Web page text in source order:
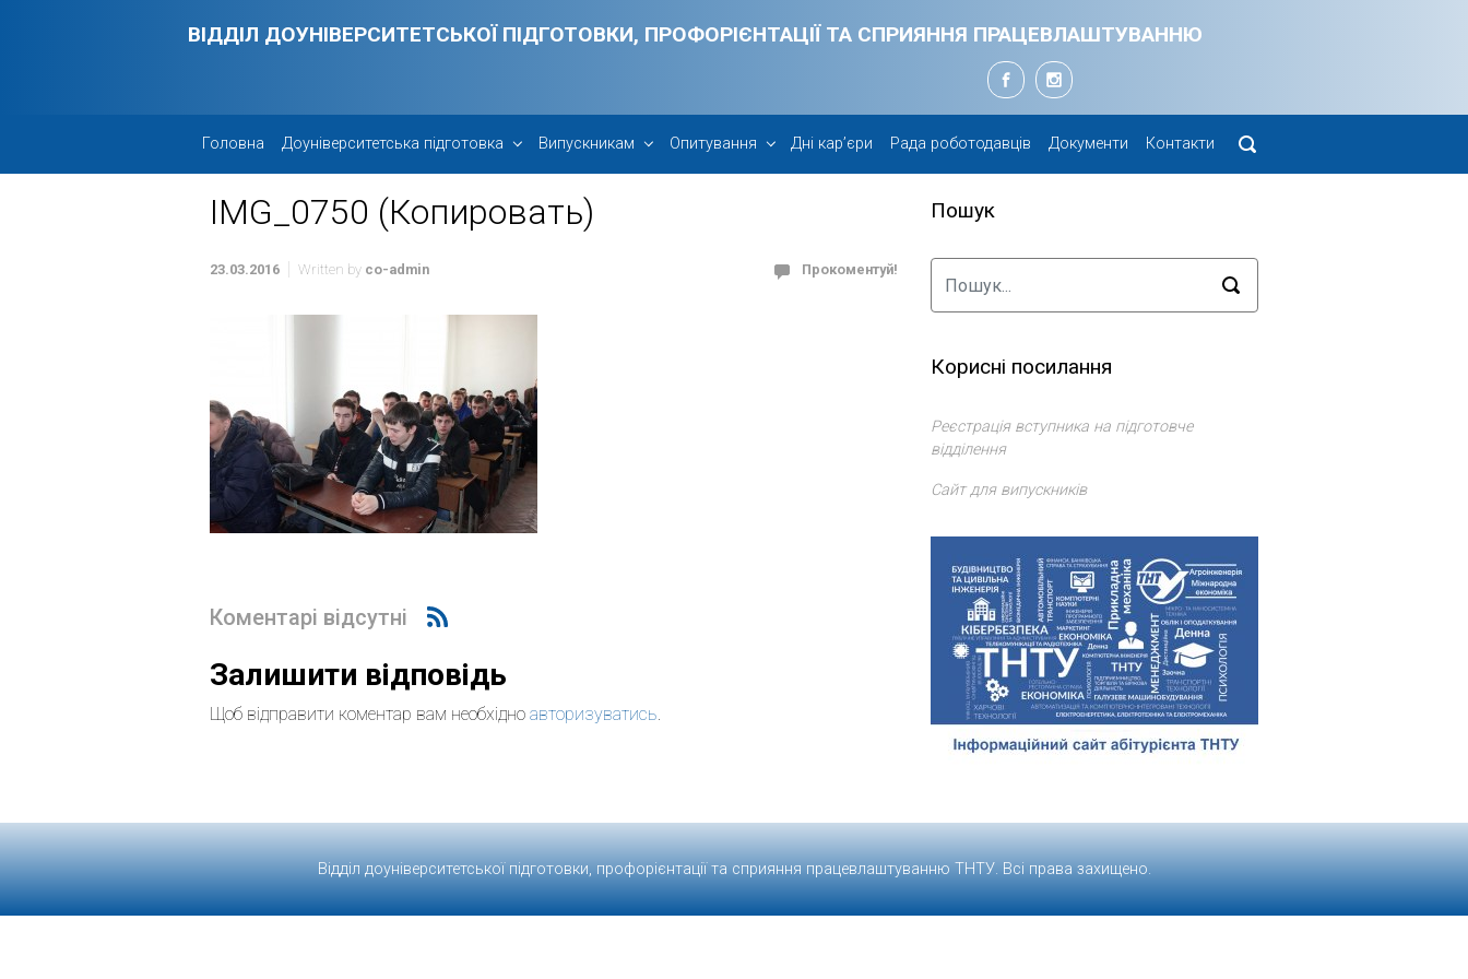
ВІДДІЛ ДОУНІВЕРСИТЕТСЬКОЇ ПІДГОТОВКИ, ПРОФОРІЄНТАЦІЇ ТА СПРИЯННЯ ПРАЦЕВЛАШТУВАННЮ
Головна Доуніверситетська підготовка Випускникам Опитування Дні кар’єри Рада роботодавців Документи Контакти
IMG_0750 (Копировать)
23.03.2016 Written by co-admin Прокоментуй!
Коментарі відсутні
Залишити відповідь
Щоб відправити коментар вам необхідно авторизуватись.
Пошук
Корисні посилання
Реєстрація вступника на підготовче
відділення
Сайт для випускників
Відділ доуніверситетської підготовки, профорієнтації та сприяння працевлаштуванню ТНТУ. Всі права захищено.